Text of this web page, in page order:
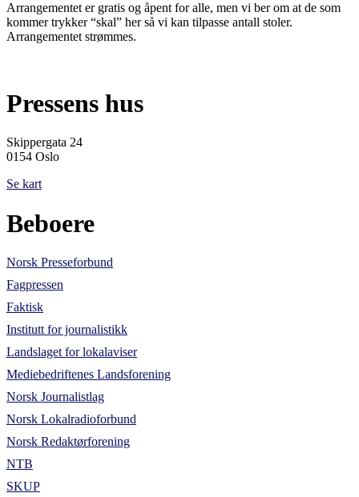
Arrangementet er gratis og åpent for alle, men vi ber om at de som
kommer trykker “skal” her så vi kan tilpasse antall stoler.
Arrangementet strømmes.
Pressens hus
Skippergata 24
0154 Oslo
Se kart
Beboere
Norsk Presseforbund
Fagpressen
Faktisk
Institutt for journalistikk
Landslaget for lokalaviser
Mediebedriftenes Landsforening
Norsk Journalistlag
Norsk Lokalradioforbund
Norsk Redaktørforening
NTB
SKUP